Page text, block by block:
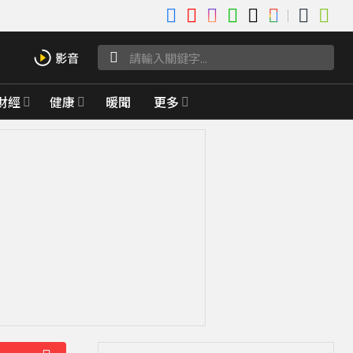
經 健康 暖聞 更多